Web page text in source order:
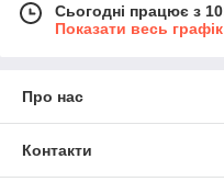
Сьогодні працює з
Показати весь
Про нас
Контакти